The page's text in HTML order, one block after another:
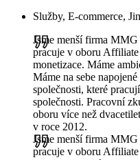
Služby, E-commerce,
Jsme menší firma
pracuje v oboru
monetizace. Máme
Máme na sebe
společnosti, které
společnosti. Pracovní
oboru více než
v roce 2012.
Jsme menší firma
pracuje v oboru